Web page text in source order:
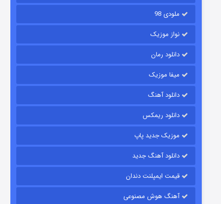
قسمت۱۵ (دوبله) منتشر شد
ملودی 98
نواز موزیک
دانلود رمان
میفا موزیک
دانلود آهنگ
دانلود ریمکس
موزیک جدید پاپ
دانلود آهنگ جدید
قیمت ایمپلنت دندان
آهنگ هوش مصنوعی